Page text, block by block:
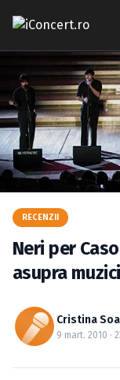
CONCERTE
FESTIVALURI
PETRECERI
ŞTIRI
RECENZII
GALERII FOTO
BILETE
Autentificare
RECENZII
Neri per
asupra
Cristina
9 mart. 2010 ·